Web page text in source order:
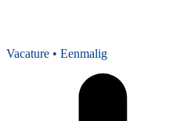
Vacature • Eenmalig